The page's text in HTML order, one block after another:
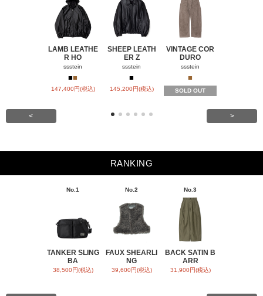
LAMB LEATHE
R HO
ssstein
■■
147,400円(税込)
SHEEP LEATH
ER Z
ssstein
■
145,200円(税込)
VINTAGE COR
DURO
ssstein
■
SOLD OUT
< >
RANKING
No.1
TANKER SLING
BA
38,500円(税込)
No.2
FAUX SHEARLI
NG
39,600円(税込)
No.3
BACK SATIN B
ARR
31,900円(税込)